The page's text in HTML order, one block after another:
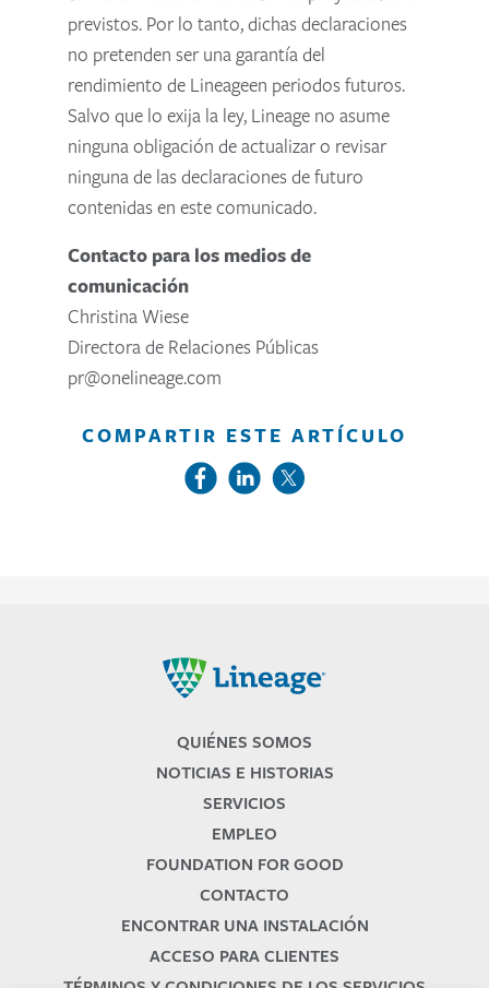
previstos. Por lo tanto, dichas declaraciones
no pretenden ser una garantía del
rendimiento de Lineageen periodos futuros.
Salvo que lo exija la ley, Lineage no asume
ninguna obligación de actualizar o revisar
ninguna de las declaraciones de futuro
contenidas en este comunicado.
Contacto para los medios de
comunicación
Christina Wiese
Directora de Relaciones Públicas
pr@onelineage.com
COMPARTIR ESTE ARTÍCULO
QUIÉNES SOMOS
NOTICIAS E HISTORIAS
SERVICIOS
EMPLEO
FOUNDATION FOR GOOD
CONTACTO
ENCONTRAR UNA INSTALACIÓN
ACCESO PARA CLIENTES